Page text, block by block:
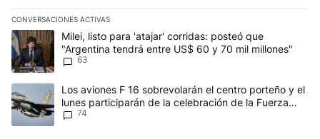
CONVERSACIONES ACTIVAS
Este listado muestra los artículos con más comentarios en los
Un artículo de tendencia con el título "Milei, listo para 'atajar'
Milei, listo para 'atajar' corridas: posteó que
"Argentina tendrá entre US$ 60 y 70 mil millones"
63
Un artículo de tendencia con el título "Los aviones F 16
Los aviones F 16 sobrevolarán el centro porteño y el
lunes participarán de la celebración de la Fuerza
Aérea
74